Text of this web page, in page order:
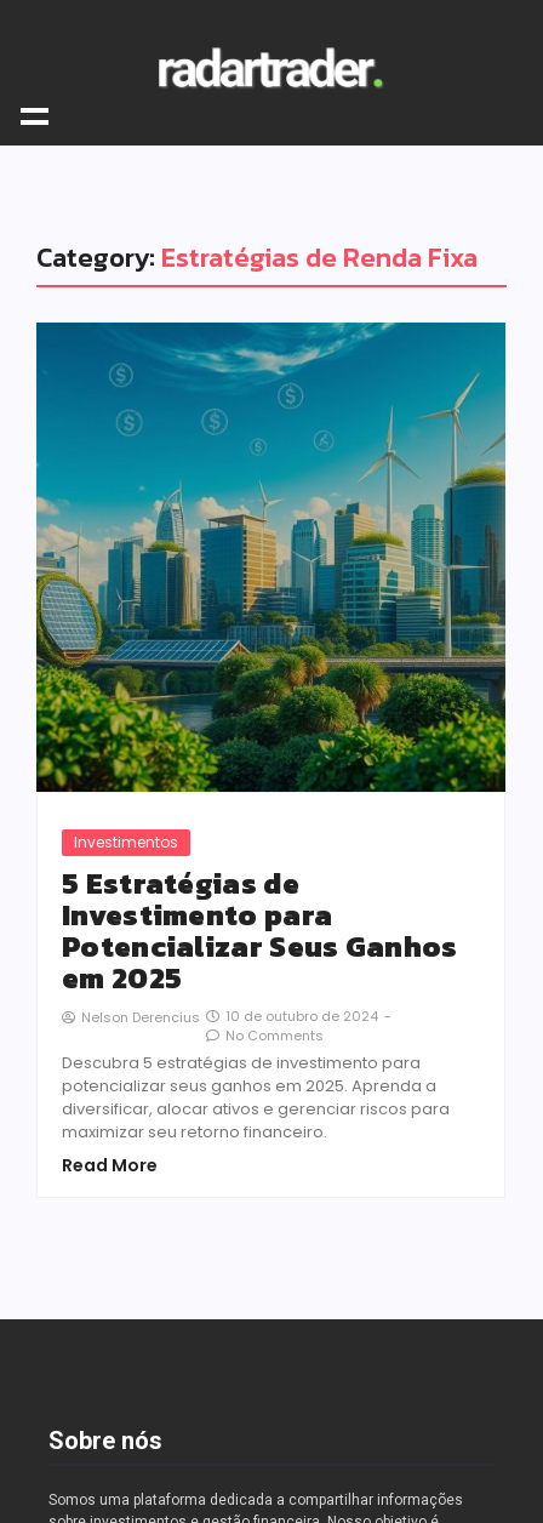
Category: Estratégias de Renda Fixa
Investimentos
5 Estratégias de
Investimento para
Potencializar Seus Ganhos
em 2025
Nelson Derencius 10 de outubro de 2024 -
No Comments
Descubra 5 estratégias de investimento para
potencializar seus ganhos em 2025. Aprenda a
diversificar, alocar ativos e gerenciar riscos para
maximizar seu retorno financeiro.
Read More
Sobre nós
Somos uma plataforma dedicada a compartilhar informações